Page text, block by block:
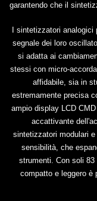
garantendo che il
I sintetizzatori
segnale dei loro
si adatta ai
stessi con micro-
affidabile, sia in
estremamente precisa
ampio display LCD
accattivante
sintetizzatori modulari
sensibilità, che
strumenti. Con soli
compatto e leggero è